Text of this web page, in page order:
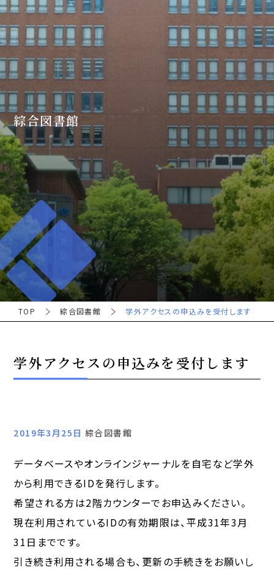
綜合図書館
TOP 綜合図書館 学外アクセスの申込みを受付します
学外アクセスの申込みを受付します
2019年3月25日 綜合図書館
データベースやオンラインジャーナルを自宅など学外
から利用できるIDを発行します。
希望される方は2階カウンターでお申込みください。
現在利用されているIDの有効期限は、平成31年3月
31日までです。
引き続き利用される場合も、更新の手続きをお願いし